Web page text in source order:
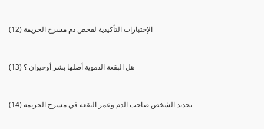
(12) الإختبارات التأكيدية لفحص دم مسرح الجريمة
(13) هل البقعة الدموية أصلها بشر أوحيوان ؟
(14) تحديد الشخص صاحب الدم وعمر البقعة في مسرح الجريمة